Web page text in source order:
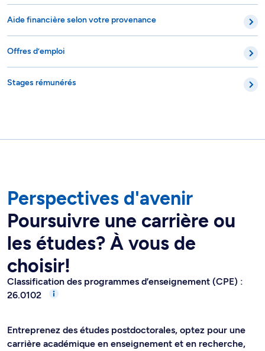
Aide financière selon votre provenance
Offres d’emploi
Stages rémunérés
Perspectives d'avenir
Poursuivre une carrière ou
les études? À vous de
choisir!
Classification des programmes d’enseignement (CPE) :
26.0102
Entreprenez des études postdoctorales, optez pour une
carrière académique en enseignement et en recherche,